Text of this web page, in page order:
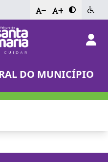
- +
DO MUNICÍPIO